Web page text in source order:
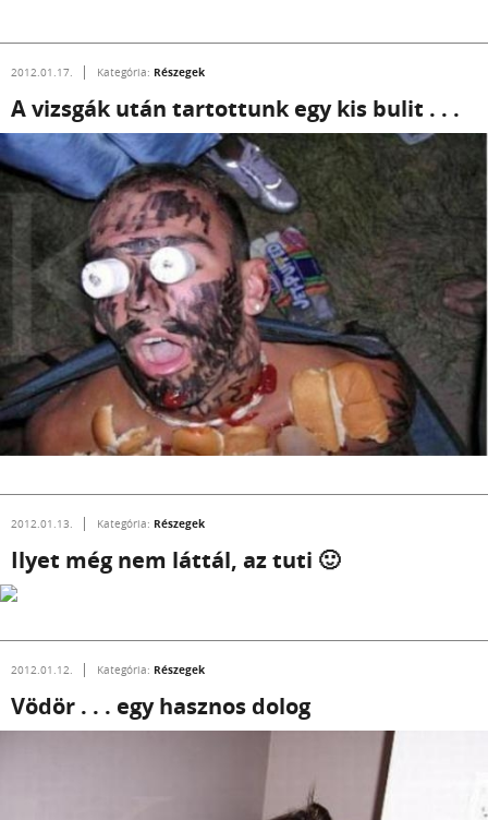
2012.01.17. Kategória: Részegek
A vizsgák után tartottunk egy kis bulit . . .
2012.01.13. Kategória: Részegek
Ilyet még nem láttál, az tuti 🙂
2012.01.12. Kategória: Részegek
Vödör . . . egy hasznos dolog